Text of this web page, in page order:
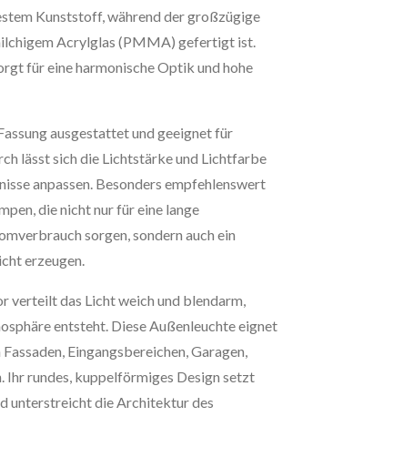
Kunststoff, während der großzügige
Acrylglas (PMMA) gefertigt ist.
für eine harmonische Optik und hohe
ausgestattet und geeignet für
lässt sich die Lichtstärke und Lichtfarbe
anpassen. Besonders empfehlenswert
die nicht nur für eine lange
sorgen, sondern auch ein
erzeugen.
das Licht weich und blendarm,
entsteht. Diese Außenleuchte eignet
Eingangsbereichen, Garagen,
Ihr rundes, kuppelförmiges Design setzt
unterstreicht die Architektur des